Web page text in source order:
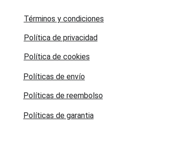
Política de privacidad
Políticas de envío
Política de cookies
Políticas de reembolso
Términos y condiciones
Políticas de garantia